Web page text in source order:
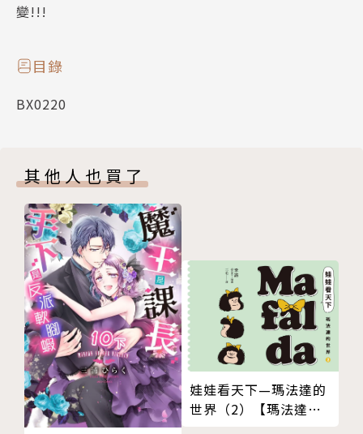
變!!!
目錄
BX0220
其他人也買了
娃娃看天下—瑪法達的
世界（2）【瑪法達降